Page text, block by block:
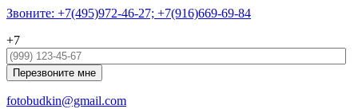
Звоните: +7(495)972-46-27; +7(916)669-69-84
+7
fotobudkin@gmail.com